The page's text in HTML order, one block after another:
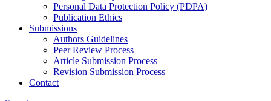
Personal Data Protection Policy (PDPA)
Publication Ethics
Submissions
Authors Guidelines
Peer Review Process
Article Submission Process
Revision Submission Process
Contact